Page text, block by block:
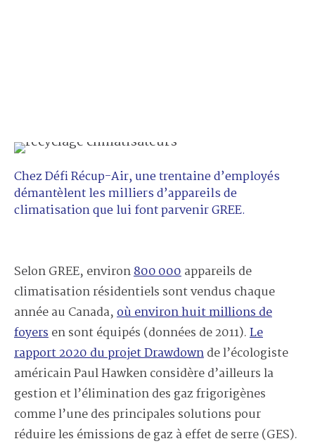
Chez Défi Récup-Air, une trentaine d’employés
démantèlent les milliers d’appareils de
climatisation que lui font parvenir GREE.
Selon GREE, environ800 000appareils de
climatisation résidentiels sont vendus chaque
année au Canada,où environ huit millions de
foyersen sont équipés (données de 2011).Le
rapport 2020 du projet Drawdownde l’écologiste
américain Paul Hawken considère d’ailleurs la
gestion et l’élimination des gaz frigorigènes
comme l’une des principales solutions pour
réduire les émissions de gaz à effet de serre (GES).